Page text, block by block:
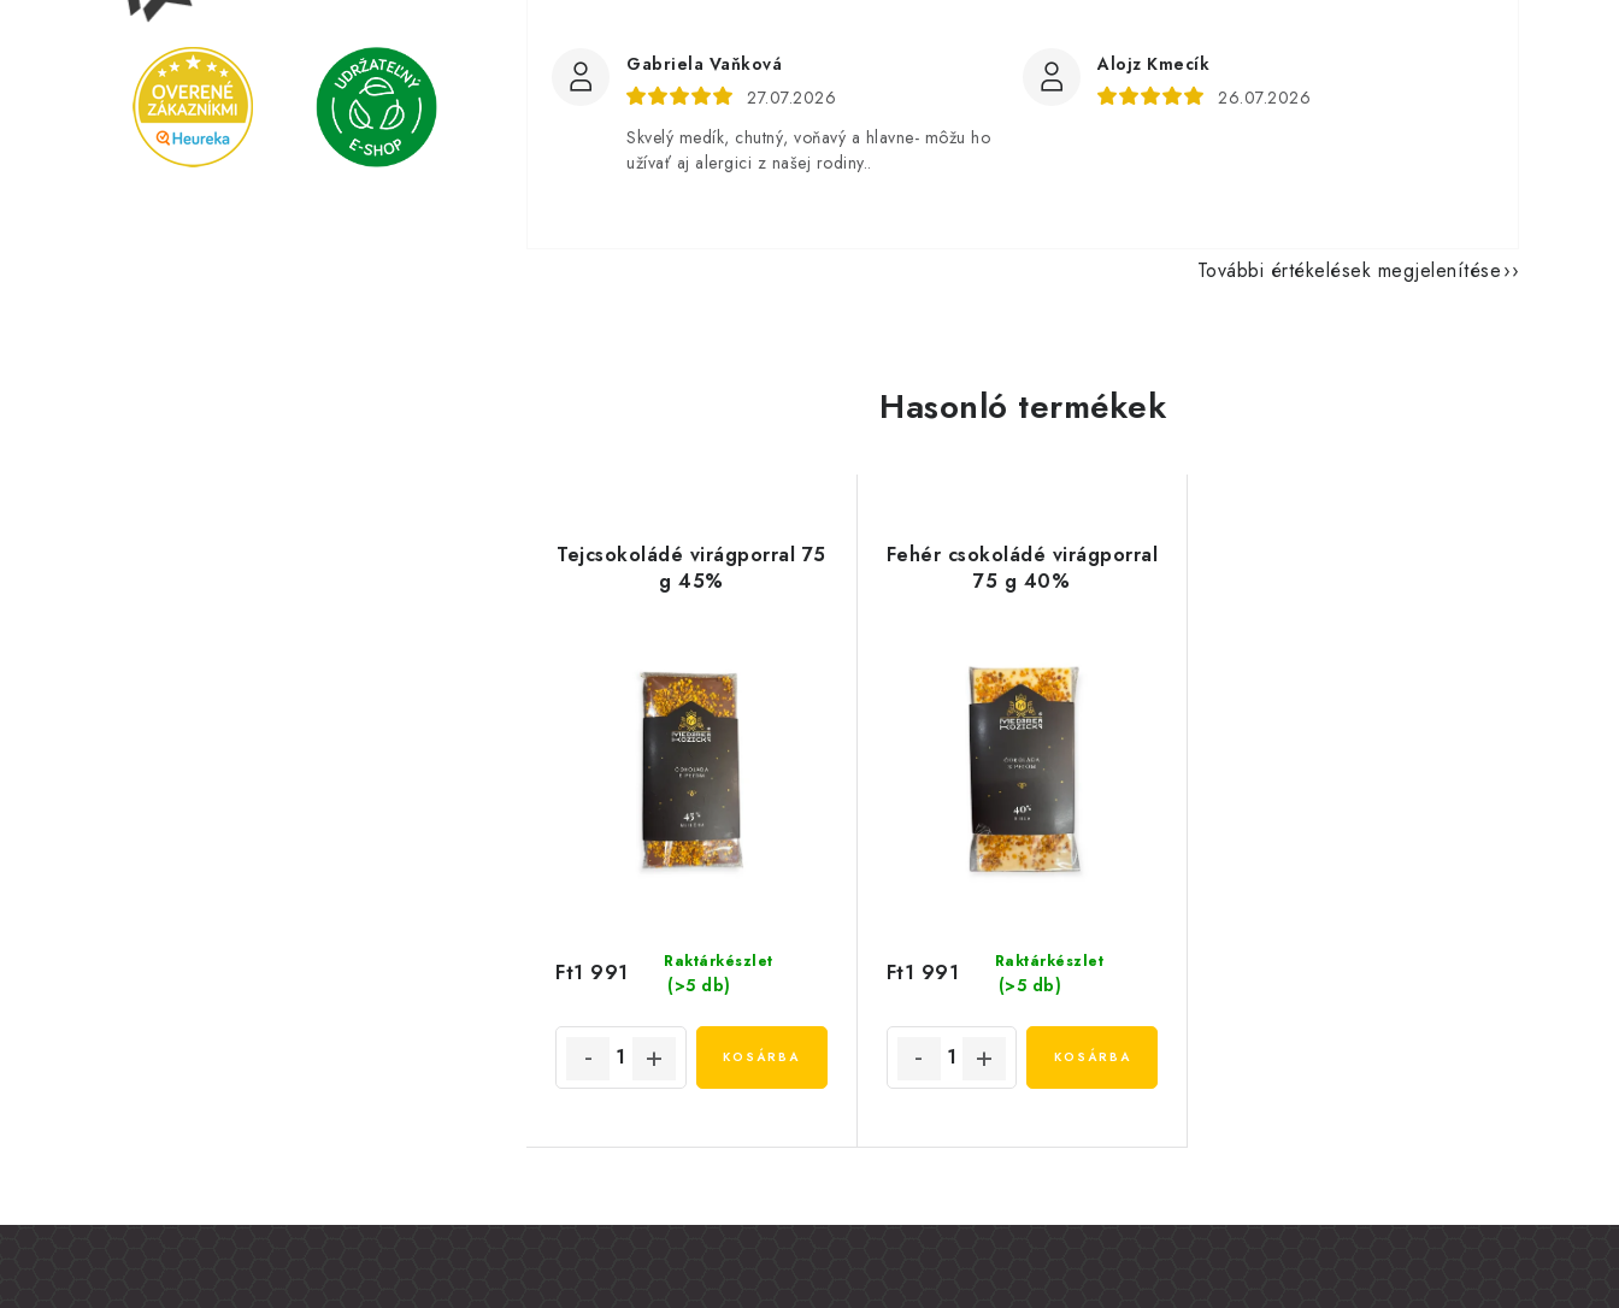
Gabriela Vaňková
27.07.2026
Skvelý medík, chutný, voňavý a hlavne- môžu ho
užívať aj alergici z našej rodiny..
Alojz Kmecík
26.07.2026
További értékelések megjelenítése
Hasonló termékek
Tejcsokoládé virágporral 75
g 45%
Raktárkészlet
(>5 db)
Ft1 991
KOSÁRBA
Fehér csokoládé virágporral
75 g 40%
Raktárkészlet
(>5 db)
Ft1 991
KOSÁRBA